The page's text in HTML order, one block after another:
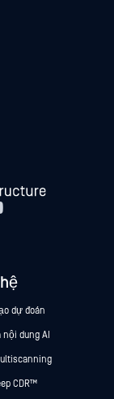
dự đoán
dung AI
CDR™